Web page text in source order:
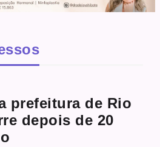
prefeitura de Rio
depois de 20